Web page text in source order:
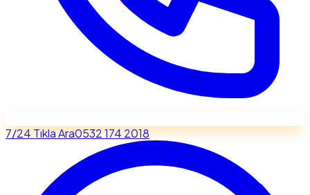
7/24 Tıkla Ara0532 174 2018